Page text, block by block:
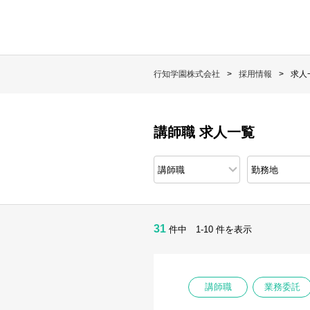
行知学園株式会社 採用情報 求人
講師職 求人一覧
31 件中 1-10 件を表示
講師職 業務委託